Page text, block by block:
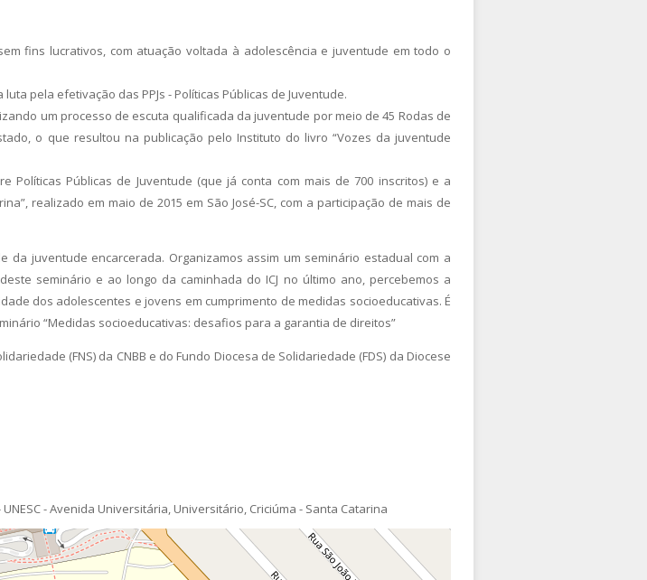
fins lucrativos, com atuação voltada à adolescência e juventude em todo o
pela efetivação das PPJs - Políticas Públicas de Juventude.
um processo de escuta qualificada da juventude por meio de 45 Rodas de
o que resultou na publicação pelo Instituto do livro “Vozes da juventude
Políticas Públicas de Juventude (que já conta com mais de 700 inscritos) e a
realizado em maio de 2015 em São José-SC, com a participação de mais de
juventude encarcerada. Organizamos assim um seminário estadual com a
seminário e ao longo da caminhada do ICJ no último ano, percebemos a
dos adolescentes e jovens em cumprimento de medidas socioeducativas. É
“Medidas socioeducativas: desafios para a garantia de direitos”
(FNS) da CNBB e do Fundo Diocesa de Solidariedade (FDS) da Diocese
- Avenida Universitária, Universitário, Criciúma - Santa Catarina